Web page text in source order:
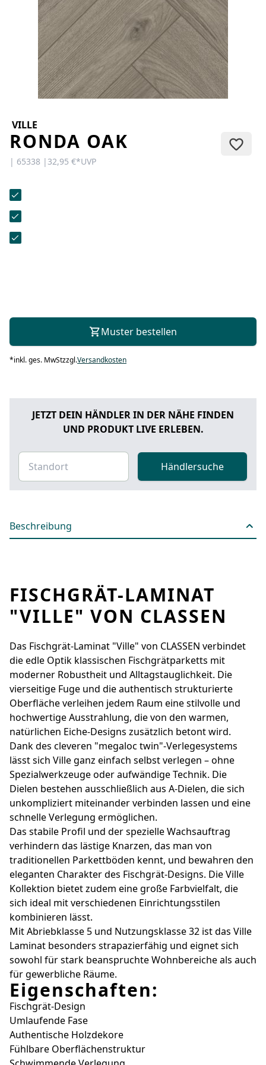
KONTAKT
Sie haben Fragen oder wünschen
eine persönliche Beratung?
Unser Team ist für Sie da –
schnell, freundlich und
kompetent. Schreiben Sie uns,
unser Kontaktformular.
VILLE
RONDA OAK
| 65338 |32,95 €*UVP
Muster bestellen
*inkl. ges. MwStzzgl.Versandkosten
JETZT DEIN HÄNDLER IN DER NÄHE FINDEN
UND PRODUKT LIVE ERLEBEN.
Händlersuche
Beschreibung
FISCHGRÄT-LAMINAT
"VILLE" VON CLASSEN
Das Fischgrät-Laminat "Ville" von CLASSEN verbindet
die edle Optik klassischen Fischgrätparketts mit
moderner Robustheit und Alltagstauglichkeit. Die
vierseitige Fuge und die authentisch strukturierte
Oberfläche verleihen jedem Raum eine stilvolle und
hochwertige Ausstrahlung, die von den warmen,
natürlichen Eiche-Designs zusätzlich betont wird.
Dank des cleveren "megaloc twin"-Verlegesystems
lässt sich Ville ganz einfach selbst verlegen – ohne
Spezialwerkzeuge oder aufwändige Technik. Die
Dielen bestehen ausschließlich aus A-Dielen, die sich
unkompliziert miteinander verbinden lassen und eine
schnelle Verlegung ermöglichen.
Das stabile Profil und der spezielle Wachsauftrag
verhindern das lästige Knarzen, das man von
traditionellen Parkettböden kennt, und bewahren den
eleganten Charakter des Fischgrät-Designs. Die Ville
Kollektion bietet zudem eine große Farbvielfalt, die
sich ideal mit verschiedenen Einrichtungsstilen
kombinieren lässt.
Mit Abriebklasse 5 und Nutzungsklasse 32 ist das Ville
Laminat besonders strapazierfähig und eignet sich
sowohl für stark beanspruchte Wohnbereiche als auch
für gewerbliche Räume.
Eigenschaften:
Fischgrät-Design
Umlaufende Fase
Authentische Holzdekore
Fühlbare Oberflächenstruktur